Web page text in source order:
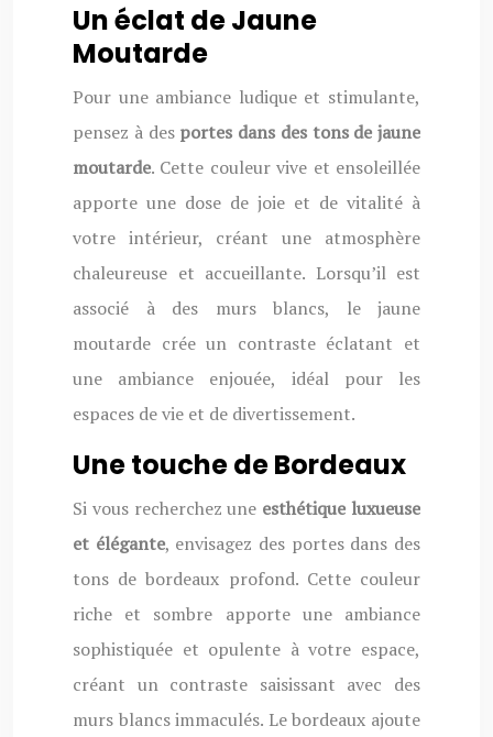
Un éclat de Jaune
Moutarde
Pour une ambiance ludique et stimulante,
pensez à des portes dans des tons de jaune
moutarde. Cette couleur vive et ensoleillée
apporte une dose de joie et de vitalité à
votre intérieur, créant une atmosphère
chaleureuse et accueillante. Lorsqu’il est
associé à des murs blancs, le jaune
moutarde crée un contraste éclatant et
une ambiance enjouée, idéal pour les
espaces de vie et de divertissement.
Une touche de Bordeaux
Si vous recherchez une esthétique luxueuse
et élégante, envisagez des portes dans des
tons de bordeaux profond. Cette couleur
riche et sombre apporte une ambiance
sophistiquée et opulente à votre espace,
créant un contraste saisissant avec des
murs blancs immaculés. Le bordeaux ajoute